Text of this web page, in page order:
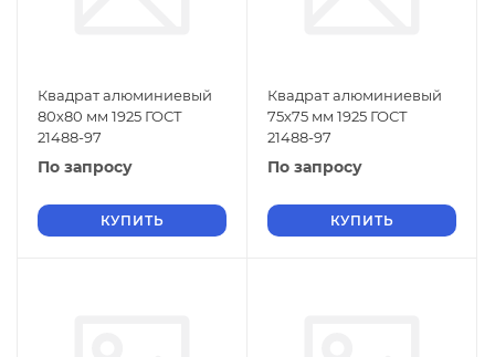
Квадрат алюминиевый
80х80 мм 1925 ГОСТ
21488-97
По запросу
КУПИТЬ
Квадрат алюминиевый
75х75 мм 1925 ГОСТ
21488-97
По запросу
КУПИТЬ